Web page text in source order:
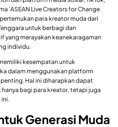
‘ASEAN Live Creators for Change
para kreator muda dari
untuk berbagi dan
yang merayakan keanekaragaman
individu.
kesempatan untuk
dalam menggunakan platform
Hal ini diharapkan dapat
bagi para kreator, tetapi juga
Generasi Muda